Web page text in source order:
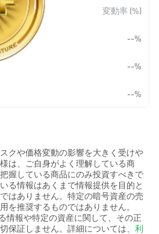
変動 変動率 (%)
--%
--%
--%
クや価格変動の影響を大きく受けや
は、ご自身がよく理解している商
握している商品にのみ投資すべきで
る情報はあくまで情報提供を目的と
はありません。特定の暗号資産の売
を推奨するものではありません。
情報や特定の資産に関して、その正
保証しません。詳細については、 利